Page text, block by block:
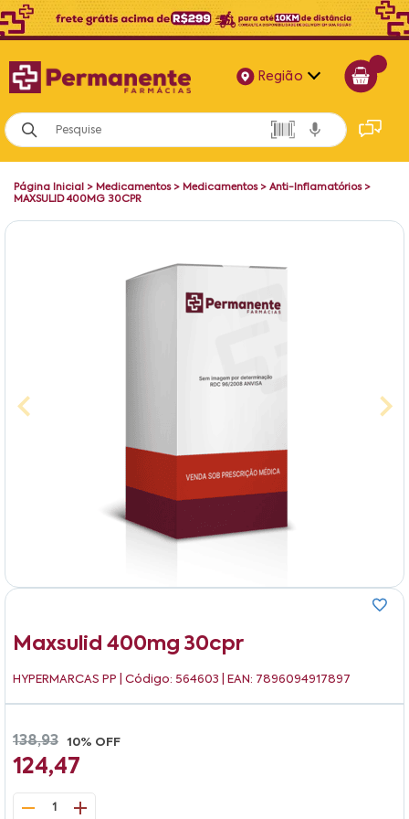
Região
Alagoas
Bahia
Página Inicial > Medicamentos> Medicamentos> Anti-Inflamatórios>
MAXSULID 400MG 30CPR
Maxsulid 400mg 30cpr
HYPERMARCAS PP | Código: 564603 | EAN: 7896094917897
138,93 10% OFF
124,47
1